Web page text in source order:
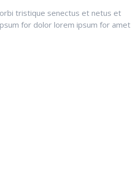
tristique senectus et netus et
for dolor lorem ipsum for amet